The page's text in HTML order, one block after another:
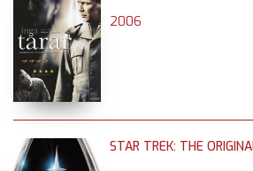
2006
STAR TREK: THE